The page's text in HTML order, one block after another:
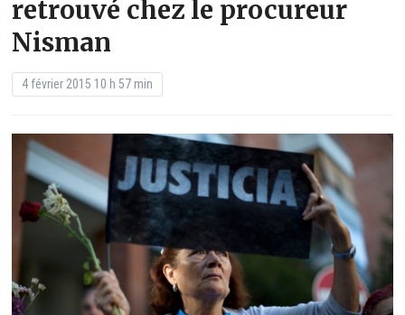
retrouvé chez le procureur
Nisman
4 février 2015 10 h 57 min